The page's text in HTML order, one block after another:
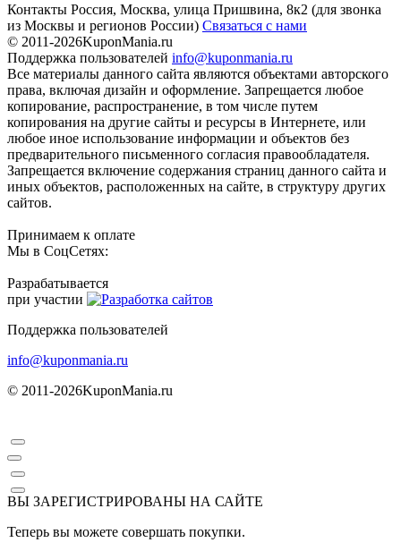
Контакты Россия, Москва, улица Пришвина, 8к2 (для звонка
из Москвы и регионов России) Связаться с нами
© 2011-2026KuponMania.ru
Поддержка пользователей info@kuponmania.ru
Все материалы данного сайта являются объектами авторского
права, включая дизайн и оформление. Запрещается любое
копирование, распространение, в том числе путем
копирования на другие сайты и ресурсы в Интернете, или
любое иное использование информации и объектов без
предварительного письменного согласия правообладателя.
Запрещается включение содержания страниц данного сайта и
иных объектов, расположенных на сайте, в структуру других
сайтов.
Принимаем к оплате
Мы в СоцСетях:
Разрабатывается
при участии
Поддержка пользователей
info@kuponmania.ru
© 2011-2026KuponMania.ru
ВЫ ЗАРЕГИСТРИРОВАНЫ НА САЙТЕ
Теперь вы можете совершать покупки.